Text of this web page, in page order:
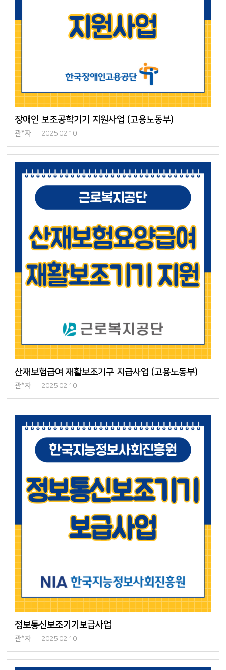
장애인 보조공학기기 지원사업 (고용노동부)
관*자 2025.02.10
산재보험급여 재활보조기구 지급사업 (고용노동부)
관*자 2025.02.10
정보통신보조기기보급사업
관*자 2025.02.10